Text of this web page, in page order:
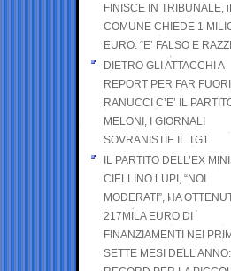
FINISCE IN TRIBUNALE,
COMUNE CHIEDE 1
EURO: “E’ FALSO E
DIETRO GLI ATTACCHI A
REPORT PER FAR FUORI
RANUCCI C’E’ IL
MELONI, I GIORNALI
SOVRANISTIE IL TG1
IL PARTITO DELL’EX
CIELLINO LUPI, “NOI
MODERATI”, HA
217MILA EURO DI
FINANZIAMENTI NEI PRIMI
SETTE MESI